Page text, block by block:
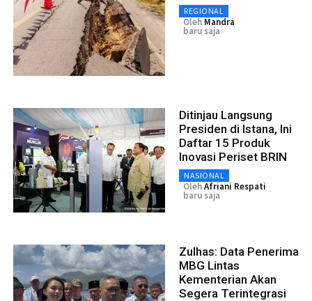
REGIONAL
Oleh Mandra
baru saja
Ditinjau Langsung
Presiden di Istana, Ini
Daftar 15 Produk
Inovasi Periset BRIN
NASIONAL
OlehAfriani Respati
baru saja
Zulhas: Data Penerima
MBG Lintas
Kementerian Akan
Segera Terintegrasi